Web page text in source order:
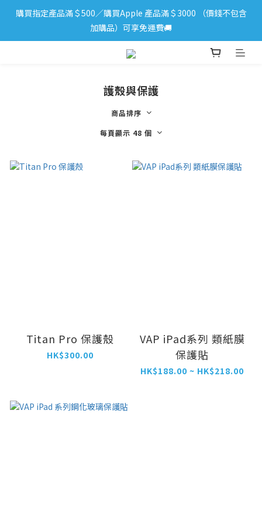
iPhone 17 系列新登場！立即訂購
購買指定產品滿＄500／購買Apple 產品滿＄3000 （價錢不包含
加購品）可享免運費🚚
iPhone 17 系列新登場！立即訂購
護殼與保護
商品排序
每頁顯示 48 個
Titan Pro 保護殼
HK$300.00
VAP iPad系列 類紙膜
保護貼
HK$188.00 ~ HK$218.00